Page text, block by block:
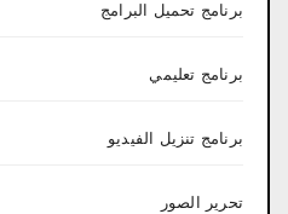
برنامج تحميل البرامج
برنامج تعليمي
برنامج تنزيل الفيديو
تحرير الصور